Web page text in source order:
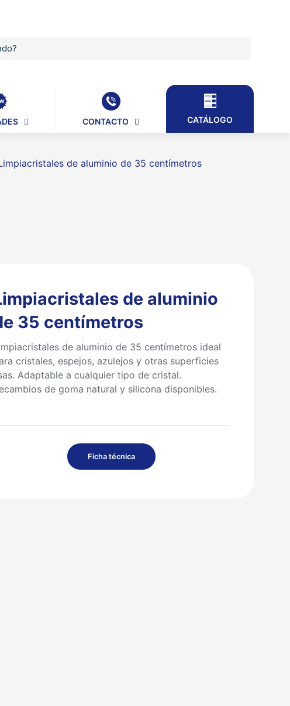
CONTACTO CATÁLOGO
de aluminio de 35 centímetros
de aluminio
35 centímetros
de aluminio de 35 centímetros ideal
cristales, espejos, azulejos y otras superficies
Adaptable a cualquier tipo de cristal.
de goma natural y silicona disponibles.
Ficha técnica